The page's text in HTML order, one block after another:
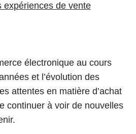
expériences de vente
électronique au cours
et l’évolution des
attentes en matière d’achat
continuer à voir de nouvelles